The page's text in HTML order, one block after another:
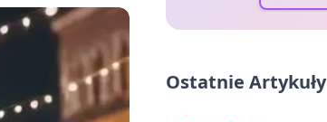
Ostatnie Artykuły